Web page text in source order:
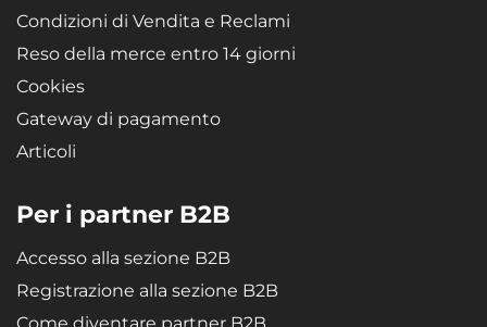
Condizioni di Vendita e Reclami
Reso della merce entro 14 giorni
Cookies
Gateway di pagamento
Articoli
Per i partner B2B
Accesso alla sezione B2B
Registrazione alla sezione B2B
Come diventare partner B2B